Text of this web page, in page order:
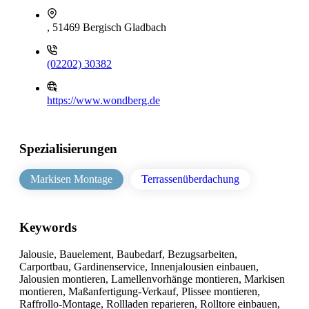
, 51469 Bergisch Gladbach
(02202) 30382
https://www.wondberg.de
Spezialisierungen
Markisen Montage Terrassenüberdachung
Keywords
Jalousie, Bauelement, Baubedarf, Bezugsarbeiten,
Carportbau, Gardinenservice, Innenjalousien einbauen,
Jalousien montieren, Lamellenvorhänge montieren, Markisen
montieren, Maßanfertigung-Verkauf, Plissee montieren,
Raffrollo-Montage, Rollladen reparieren, Rolltore einbauen,